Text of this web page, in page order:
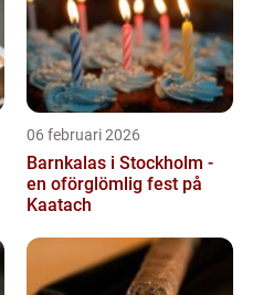
06 februari 2026
Barnkalas i Stockholm -
en oförglömlig fest på
Kaatach